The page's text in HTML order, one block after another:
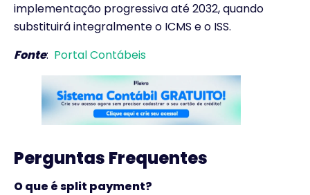
implementação progressiva até 2032, quando
substituirá integralmente o ICMS e o ISS.
Fonte: Portal Contábeis
Perguntas Frequentes
O que é split payment?